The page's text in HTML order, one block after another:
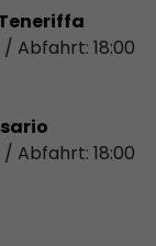
Abfahrt: 18:00
Abfahrt: 18:00